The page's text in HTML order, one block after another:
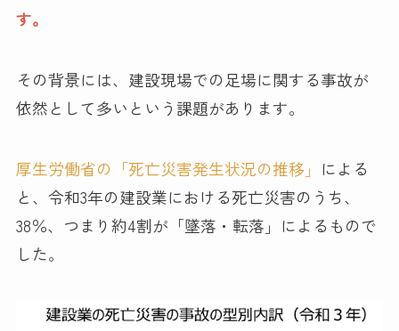
す。
その背景には、建設現場での足場に関する事故が
依然として多いという課題があります。
​​厚生労働省の「死亡災害発生状況の推移」 による
と、令和3年の建設業における死亡災害のうち、
38％、つまり約4割が「墜落・転落」によるもので
した。